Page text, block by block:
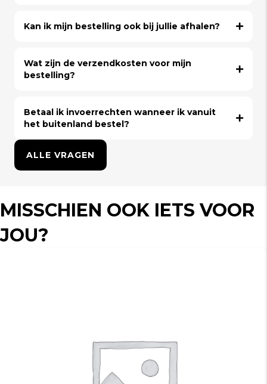
Kan ik mijn bestelling ook bij jullie afhalen?
Wat zijn de verzendkosten voor mijn
bestelling?
Betaal ik invoerrechten wanneer ik vanuit
het buitenland bestel?
ALLE VRAGEN
MISSCHIEN OOK IETS VOOR
JOU?